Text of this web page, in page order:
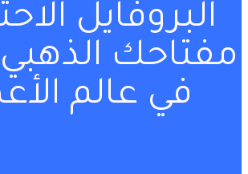
البروفايل
مفتاحك الذهبي
في عالم